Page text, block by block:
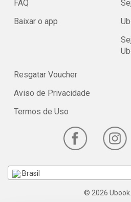
FAQ
Baixar o app
Resgatar Voucher
Aviso de Privacidade
Termos de Uso
Brasil
© 2026